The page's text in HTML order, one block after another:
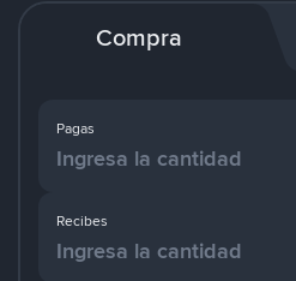
Compra
Pagas
Recibes